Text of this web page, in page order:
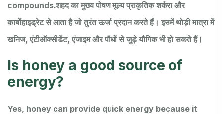
compounds.शहद का मुख्य पोषण मूल्य प्राकृतिक शर्करा और
कार्बोहाइड्रेट से आता है जो तुरंत ऊर्जा प्रदान करते हैं। इसमें थोड़ी मात्रा में
खनिज, एंटीऑक्सीडेंट, एंजाइम और पौधों से जुड़े यौगिक भी हो सकते हैं।
Is honey a good source of
energy?
Yes, honey can provide quick energy because it